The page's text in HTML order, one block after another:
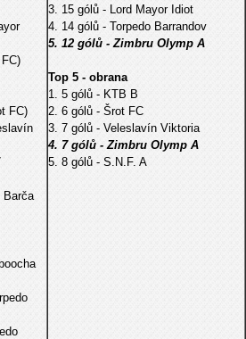
FC)
Barča
3. 15 gólů - Lord Mayor Idiot
4. 14 gólů - Torpedo Barrandov
5. 12 gólů - Zimbru Olymp A
Top 5 - obrana
1. 5 gólů - KTB B
2. 6 gólů - Šrot FC
3. 7 gólů - Veleslavín Viktoria
4. 7 gólů - Zimbru Olymp A
5. 8 gólů - S.N.F. A